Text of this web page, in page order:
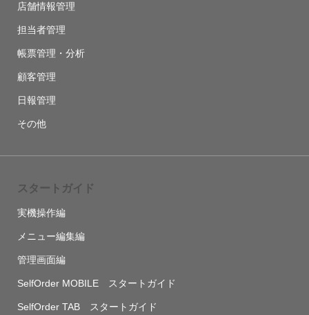
店舗情報管理
担当者管理
帳票管理・分析
顧客管理
日報管理
その他
スタートガイド
実機操作編
メニュー編集編
管理画面編
SelfOrder MOBILE スタートガイド
SelfOrder TAB スタートガイド